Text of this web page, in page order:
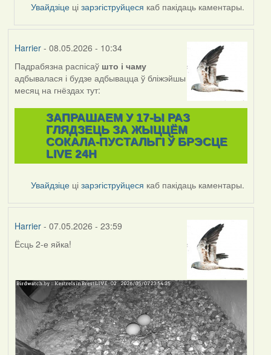
Feather
Увайдзіце цізарэгіструйцеся каб пакідаць каментары.
Harrier- 08.05.2026 - 10:34
Падрабязна распісаў што і чаму
адбывалася і будзе адбывацца ў бліжэйшы
месяц на гнёздах тут:
ЗАПРАШАЕМ У 17-Ы РАЗ
ГЛЯДЗЕЦЬ ЗА ЖЫЦЦЁМ
СОКАЛА-ПУСТАЛЬГІ Ў БРЭСЦЕ
LIVE 24H
Увайдзіце цізарэгіструйцеся каб пакідаць каментары.
Harrier- 07.05.2026 - 23:59
Ёсць 2-е яйка!